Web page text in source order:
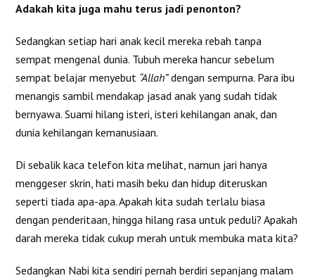
Adakah kita juga mahu terus jadi penonton?
Sedangkan setiap hari anak kecil mereka rebah tanpa
sempat mengenal dunia. Tubuh mereka hancur sebelum
sempat belajar menyebut “Allah”dengan sempurna. Para ibu
menangis sambil mendakap jasad anak yang sudah tidak
bernyawa. Suami hilang isteri, isteri kehilangan anak, dan
dunia kehilangan kemanusiaan.
Di sebalik kaca telefon kita melihat, namun jari hanya
menggeser skrin, hati masih beku dan hidup diteruskan
seperti tiada apa-apa. Apakah kita sudah terlalu biasa
dengan penderitaan, hingga hilang rasa untuk peduli? Apakah
darah mereka tidak cukup merah untuk membuka mata kita?
Sedangkan Nabi kita sendiri pernah berdiri sepanjang malam